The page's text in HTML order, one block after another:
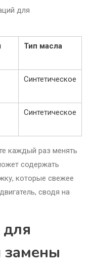
для
Тип масла
Синтетическое
Синтетическое
каждый раз менять
содержать
которые свежее
сводя на
для
замены